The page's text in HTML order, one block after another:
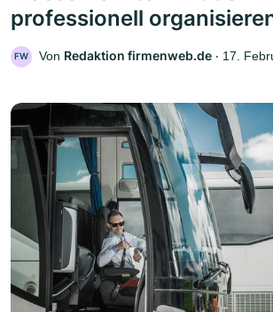
professionell
FW Von Redaktion firmenweb.de ‧ 17.